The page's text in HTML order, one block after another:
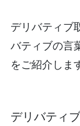
デリバティブ
バティブの言
をご紹介しま
デリバティ